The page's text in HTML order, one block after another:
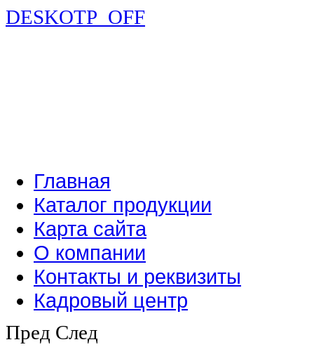
DESKOTP_OFF
Главная
Каталог продукции
Карта сайта
О компании
Контакты и реквизиты
Кадровый центр
Пред След